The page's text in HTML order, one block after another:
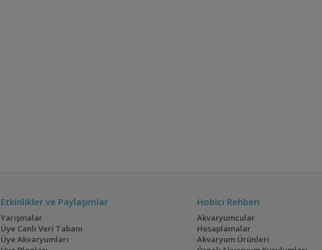
Etkinlikler ve Paylaşımlar
Yarışmalar
Üye Canlı Veri Tabanı
Üye Akvaryumları
Hobici Rehberi
Akvaryumcular
Hesaplamalar
Akvaryum Ürünleri